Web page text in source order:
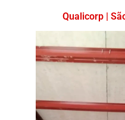
Qualicorp |